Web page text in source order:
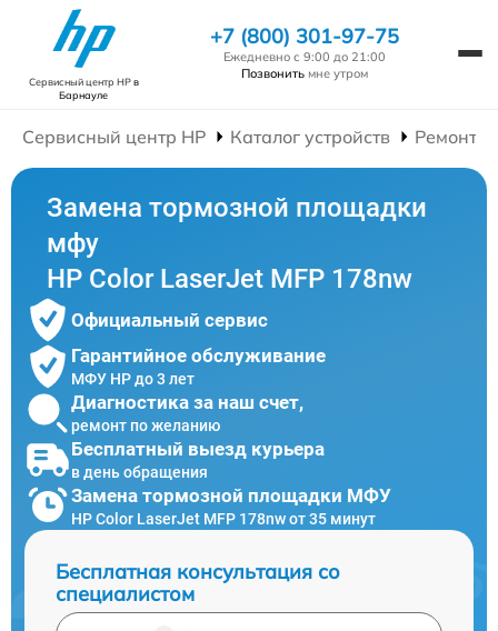
Сервисный центр HPв
Барнауле
+7 (800) 301-97-75
Ежедневно с 9:00 до 21:00
Позвонить мне утром
Сервисный центр HP Каталог устройств Ремонт
Замена тормозной площадки
мфу
HP Color LaserJet MFP 178nw
Официальный сервис
Гарантийное обслуживание
МФУ HP до 3 лет
Диагностика за наш счет,
ремонт по желанию
Бесплатный выезд курьера
в день обращения
Замена тормозной площадки МФУ
HP Color LaserJet MFP 178nw от 35 минут
Бесплатная консультация со
специалистом